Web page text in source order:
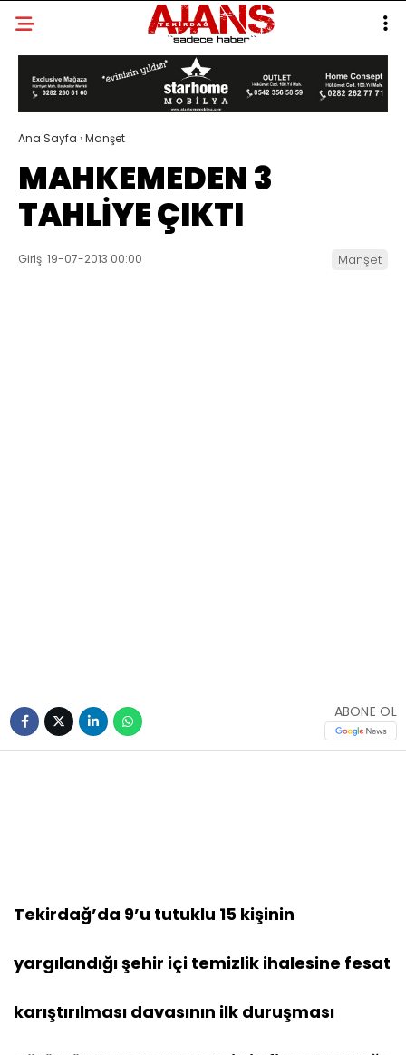
Ana Sayfa ›Manşet
MAHKEMEDEN 3
TAHLİYE ÇIKTI
Giriş: 19-07-2013 00:00 Manşet
ABONE OL
Tekirdağ’da 9’u tutuklu 15 kişinin
yargılandığı şehir içi temizlik ihalesine fesat
karıştırılması davasının ilk duruşması